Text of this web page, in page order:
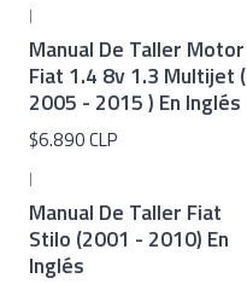
|
Manual De Taller Motor
Fiat 1.4 8v 1.3 Multijet (
2005 - 2015 ) En Inglés
$6.890 CLP
|
Manual De Taller Fiat
Stilo (2001 - 2010) En
Inglés